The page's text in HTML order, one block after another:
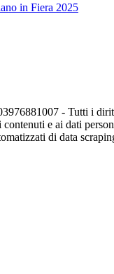
in Fiera 2025
- Tutti i
contenuti e ai dati
di data